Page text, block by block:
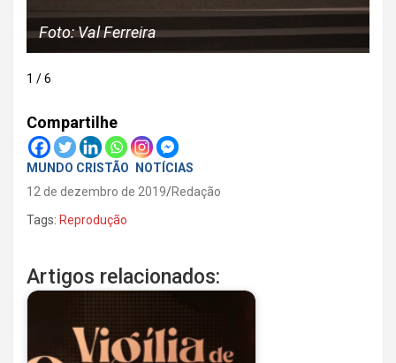
Foto: Val Ferreira
1 / 6
Compartilhe
MUNDO CRISTÃO
NOTÍCIAS
12 de dezembro de 2019 Redação
Tags: Reprodução
Artigos relacionados: